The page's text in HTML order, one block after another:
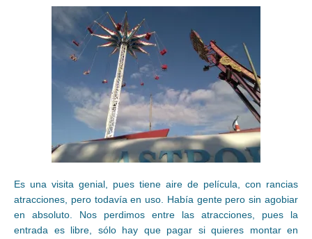
Es una visita genial, pues tiene aire de película, con rancias
atracciones, pero todavía en uso. Había gente pero sin agobiar
en absoluto. Nos perdimos entre las atracciones, pues la
entrada es libre, sólo hay que pagar si quieres montar en